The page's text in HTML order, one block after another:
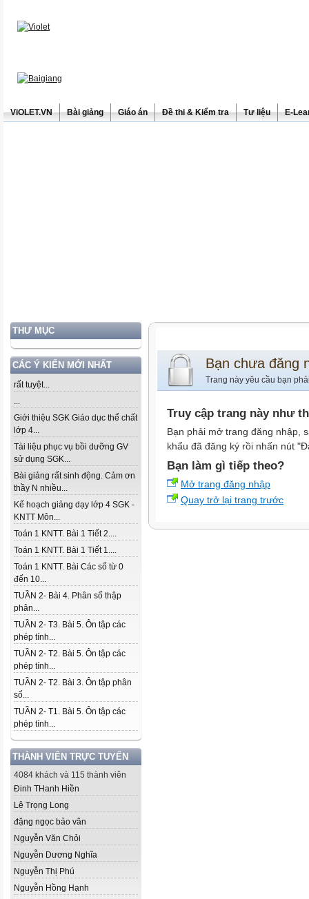
ViOLET.VN Bài giảng Giáo án Đề thi & Kiểm tra Tư liệu E-
THƯ MỤC
CÁC Ý KIẾN MỚI NHẤT
rất tuyệt...
...
Giới thiệu SGK Giáo dục thể chất
lớp 4...
Tài liệu phục vụ bồi dưỡng GV
sử dụng SGK...
Bài giảng rất sinh động. Cảm ơn
thầy N nhiều...
Kế hoạch giảng dạy lớp 4 SGK -
KNTT Môn...
Toán 1 KNTT. Bài 1 Tiết 2....
Toán 1 KNTT. Bài 1 Tiết 1....
Toán 1 KNTT. Bài Các số từ 0
đến 10...
TUẦN 2- Bài 4. Phân số thập
phân...
TUẦN 2- T3. Bài 5. Ôn tập các
phép tính...
TUẦN 2- T2. Bài 5. Ôn tập các
phép tính...
TUẦN 2- T2. Bài 3. Ôn tập phân
số...
TUẦN 2- T1. Bài 5. Ôn tập các
phép tính...
THÀNH VIÊN TRỰC TUYẾN
4084 khách và 115 thành viên
Đinh THanh Hiền
Lê Trọng Long
đặng ngọc bảo vân
Nguyễn Văn Chỏi
Nguyễn Dương Nghĩa
Nguyễn Thị Phú
Nguyễn Hồng Hạnh
Bạn chưa đăng
Trang này yêu cầu bạn
Truy cập trang này như
Bạn phải mở trang đăng nhập,
khẩu đã đăng ký rồi nhấn nút
Bạn làm gì tiếp theo?
Mở trang đăng nhập
Quay trở lại trang trước